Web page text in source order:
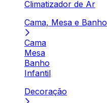
Climatizador de Ar
Cama, Mesa e Banho
Cama
Mesa
Banho
Infantil
Decoração